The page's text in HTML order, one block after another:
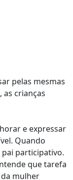
pelas mesmas
as crianças
e expressar
Quando
participativo.
que tarefa
mulher